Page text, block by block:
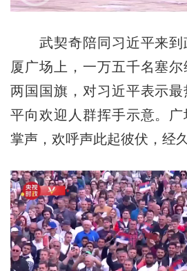
武契奇陪同习近平来到
厦广场上，一万五千名塞
两国国旗，对习近平表示
平向欢迎人群挥手示意。
掌声，欢呼声此起彼伏，经久